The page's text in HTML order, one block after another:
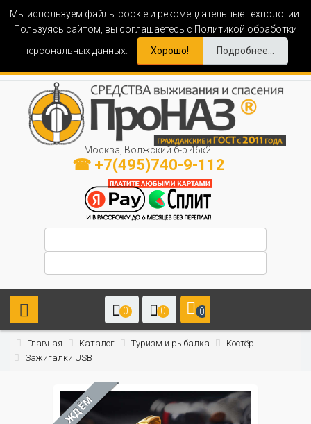
Мы используем файлы cookie и рекомендательные технологии.
Пользуясь сайтом, вы соглашаетесь с Политикой обработки
персональных данных.
Хорошо! Подробнее...
Москва, Волжский б-р 46к2
☎ +7(495)740-9-112
0 0 0
Главная Каталог Туризм и рыбалка
Костёр
Зажигалки USB
ЖДЁМ